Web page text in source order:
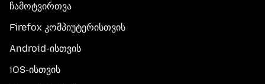
ჩამოტვირთვა
Firefox კომპიუტერისთვის
Android-ისთვის
iOS-ისთვის